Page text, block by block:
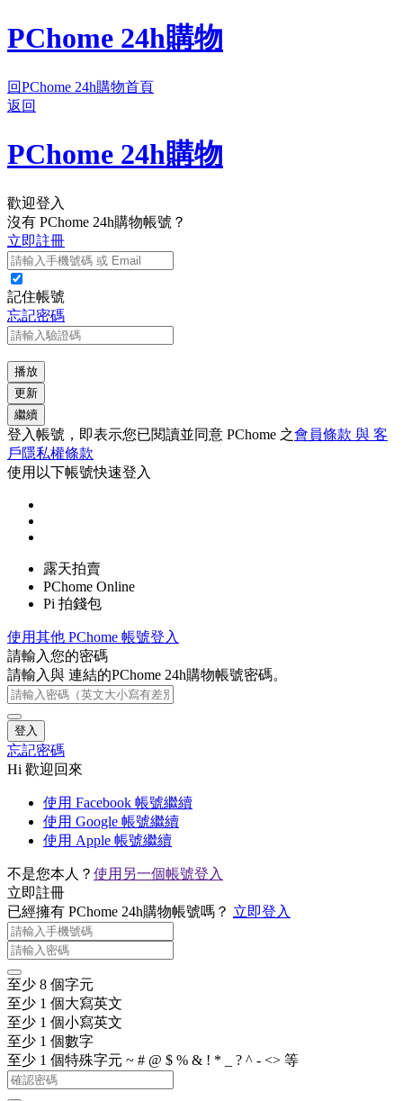
PChome 24h購物
回PChome 24h購物首頁
返回
PChome 24h購物
歡迎登入
沒有 PChome 24h購物帳號？
立即註冊
記住帳號
忘記密碼
播放
更新
繼續
登入帳號，即表示您已閱讀並同意 PChome 之會員條款 與 客
戶隱私權條款
使用以下帳號快速登入
露天拍賣
PChome Online
Pi 拍錢包
使用其他 PChome 帳號登入
請輸入您的密碼
請輸入與 連結的PChome 24h購物帳號密碼。
登入
忘記密碼
Hi 歡迎回來
使用 Facebook 帳號繼續
使用 Google 帳號繼續
使用 Apple 帳號繼續
不是您本人？ 使用另一個帳號登入
立即註冊
已經擁有 PChome 24h購物帳號嗎？ 立即登入
至少 8 個字元
至少 1 個大寫英文
至少 1 個小寫英文
至少 1 個數字
至少 1 個特殊字元 ~ # @ $ % & ! * _ ? ^ - <> 等